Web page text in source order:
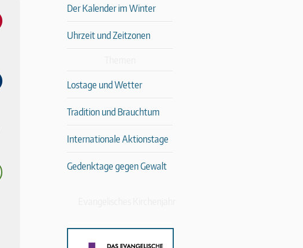
Der Kalender im Winter
Uhrzeit und Zeitzonen
Lostage und Wetter
Tradition und Brauchtum
Internationale Aktionstage
Gedenktage gegen Gewalt